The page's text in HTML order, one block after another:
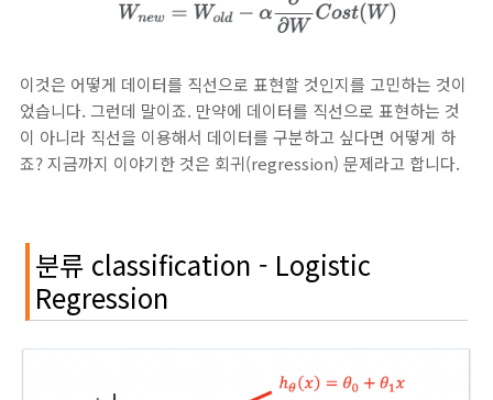
이것은 어떻게 데이터를 직선으로 표현할 것인지를 고민하는 것이
었습니다. 그런데 말이죠. 만약에 데이터를 직선으로 표현하는 것
이 아니라 직선을 이용해서 데이터를 구분하고 싶다면 어떻게 하
죠? 지금까지 이야기한 것은 회귀(regression) 문제라고 합니다.
분류 classification - Logistic
Regression